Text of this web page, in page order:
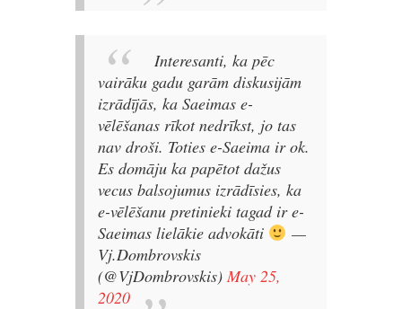
Interesanti, ka pēc
vairāku gadu garām diskusijām
izrādījās, ka Saeimas e-
vēlēšanas rīkot nedrīkst, jo tas
nav droši. Toties e-Saeima ir ok.
Es domāju ka papētot dažus
vecus balsojumus izrādīsies, ka
e-vēlēšanu pretinieki tagad ir e-
Saeimas lielākie advokāti
—
Vj.Dombrovskis
(@VjDombrovskis) May 25,
2020